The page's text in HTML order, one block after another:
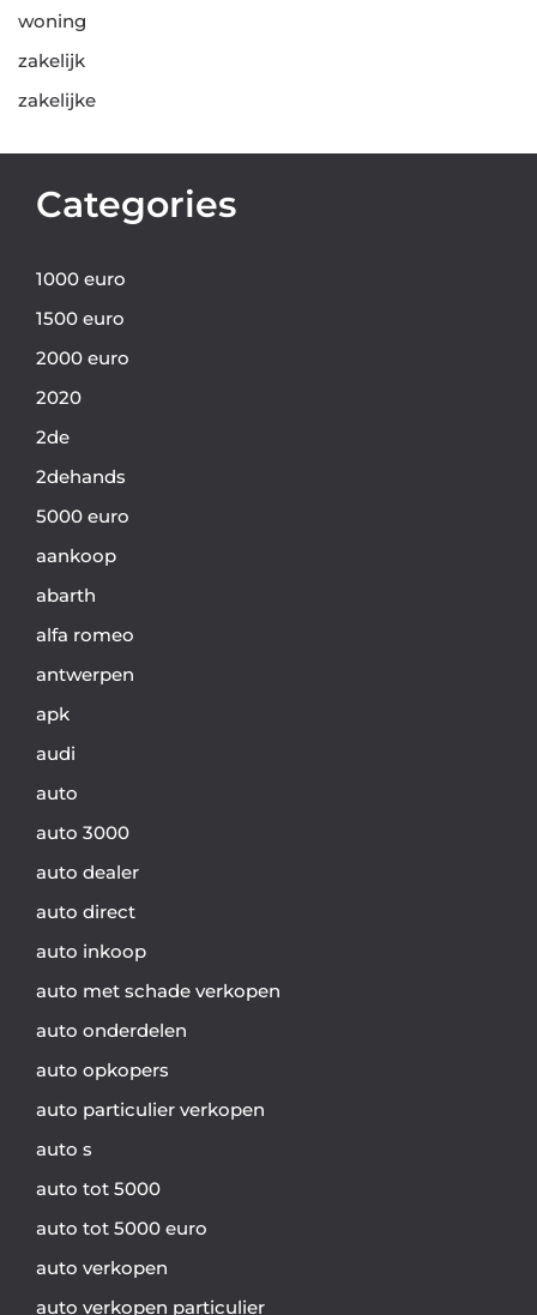
woning
zakelijk
zakelijke
Categories
1000 euro
1500 euro
2000 euro
2020
2de
2dehands
5000 euro
aankoop
abarth
alfa romeo
antwerpen
apk
audi
auto
auto 3000
auto dealer
auto direct
auto inkoop
auto met schade verkopen
auto onderdelen
auto opkopers
auto particulier verkopen
auto s
auto tot 5000
auto tot 5000 euro
auto verkopen
auto verkopen particulier